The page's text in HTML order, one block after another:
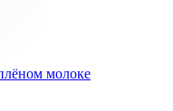
молоке